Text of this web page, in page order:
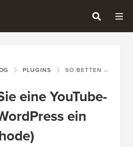
PLUGINS SO BETTEN SIE EINE YOUTUBE-PLAYLIST IN WORDPRESS EIN (BESTE METHODE)
eine YouTube-
ein